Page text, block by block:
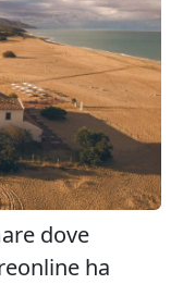
dove
ha